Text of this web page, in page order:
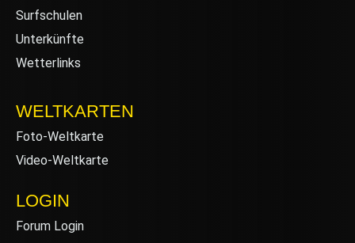
Surfschulen
Unterkünfte
Wetterlinks
WELTKARTEN
Foto-Weltkarte
Video-Weltkarte
LOGIN
Forum Login